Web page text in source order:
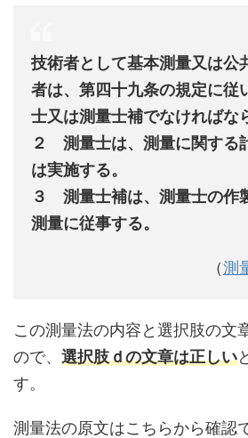
技術者として基本測量又は公
者は、第四十九条の規定に従
士又は測量士補でなければな
２ 測量士は、測量に関する
は実施する。
３ 測量士補は、測量士の作
測量に従事する。
（測
この測量法の内容と選択肢の文
ので、 選択肢ｄの文章は正しい
す。
測量法の原文はこちらから確認